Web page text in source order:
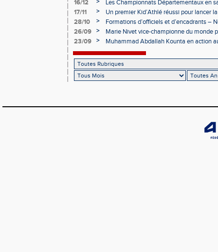
16/12
Les Championnats Départementaux en
hivernale
17/11 >
Un premier Kid’Athlé réussi pour lancer
28/10
>
Formations d’officiels et d’encadrants –
26/09
>
Marie Nivet vice-championne du monde
23/09
> Muhammad Abdallah Kounta en action